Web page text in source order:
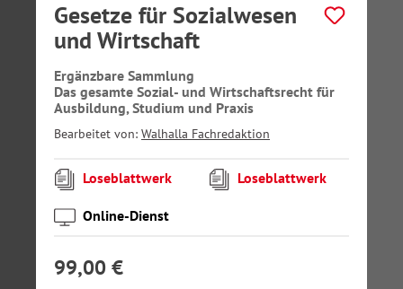
Gesetze für Sozialwesen
und Wirtschaft
Ergänzbare Sammlung
Das gesamte Sozial- und Wirtschaftsrecht für
Ausbildung, Studium und Praxis
Bearbeitet von: Walhalla Fachredaktion
Loseblattwerk Loseblattwerk
Online-Dienst
99,00 €